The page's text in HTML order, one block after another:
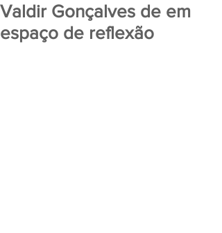
Valdir Gonçalves de em
espaço de reflexão